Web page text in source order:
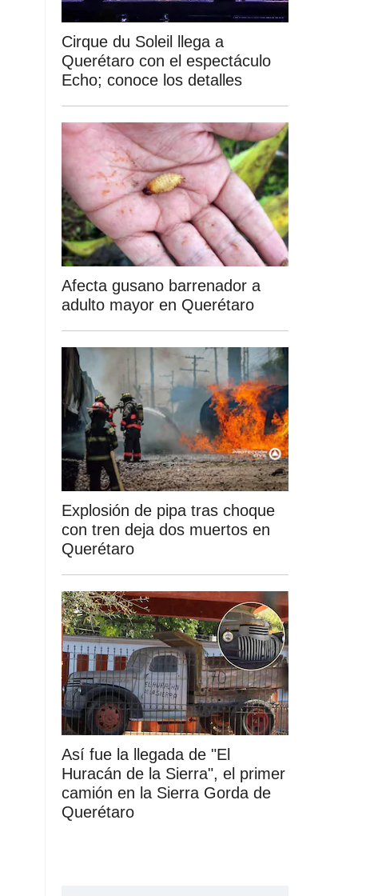
Cirque du Soleil llega a
Querétaro con el espectáculo
Echo; conoce los detalles
Afecta gusano barrenador a
adulto mayor en Querétaro
Explosión de pipa tras choque
con tren deja dos muertos en
Querétaro
Así fue la llegada de "El
Huracán de la Sierra", el primer
camión en la Sierra Gorda de
Querétaro